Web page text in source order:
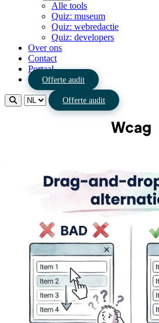
Alle tools
Quiz: museum
Quiz: webredactie
Quiz: developers
Over ons
Contact
Portaal
Offerte audit
Offerte audit
Wcag